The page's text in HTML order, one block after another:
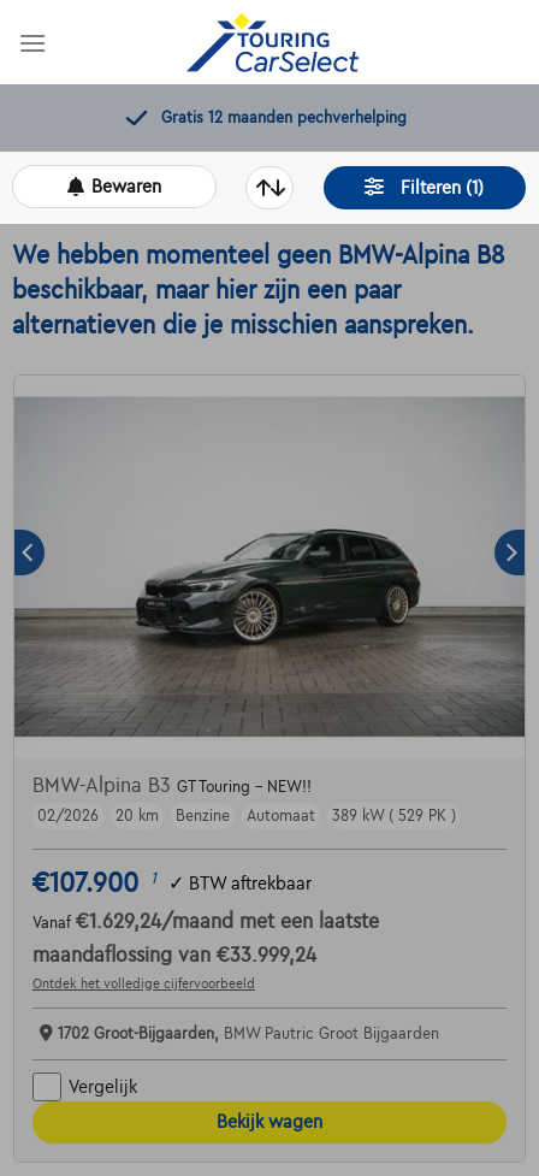
Gratis 12 maanden pechverhelping
Filteren (1)
Bewaren
We hebben momenteel geen BMW-Alpina B8
beschikbaar, maar hier zijn een paar
alternatieven die je misschien aanspreken.
BMW-Alpina B3 GT Touring - NEW!!
02/2026
20 km Benzine Automaat 389 kW ( 529 PK )
€107.900 1 ✓ BTW aftrekbaar
Vanaf €1.629,24/maand met een laatste
maandaflossing van €33.999,24
Ontdek het volledige cijfervoorbeeld
1702 Groot-Bijgaarden, BMW Pautric Groot Bijgaarden
Vergelijk
Bekijk wagen